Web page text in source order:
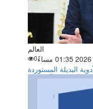
العالم
0
البديلة المستوردة